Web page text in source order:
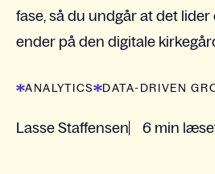
fase, så du undgår at det lider
ender på den digitale
ANALYTICS DATA-DRIVEN
Lasse Staffensen 6 min